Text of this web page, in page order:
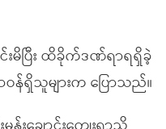
းမိပြီး ထိခိုက်ဒဏ်ရာရရှိခဲ့
သူများက ပြောသည်။